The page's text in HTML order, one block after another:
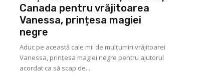
Canada pentru vrăjitoarea
Vanessa, prințesa magiei
negre
Aduc pe această cale mii de mulţumiri vrăjitoarei
Vanessa, prințesa magiei negre pentru ajutorul
acordat ca să scap de...